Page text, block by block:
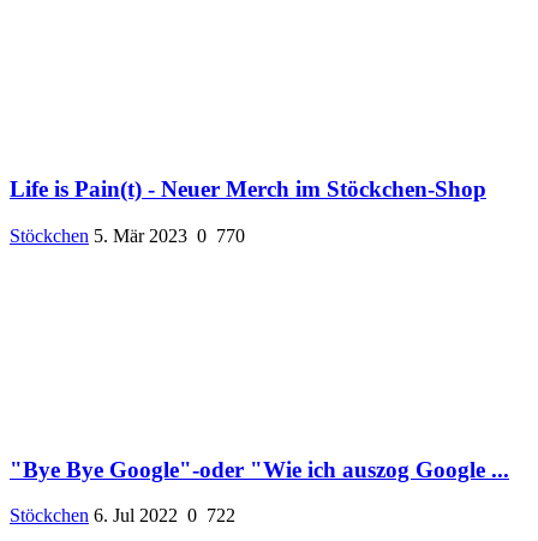
Life is Pain(t) - Neuer Merch im Stöckchen-Shop
Stöckchen 5. Mär 2023 0 770
"Bye Bye Google"-oder "Wie ich auszog Google ...
Stöckchen 6. Jul 2022 0 722